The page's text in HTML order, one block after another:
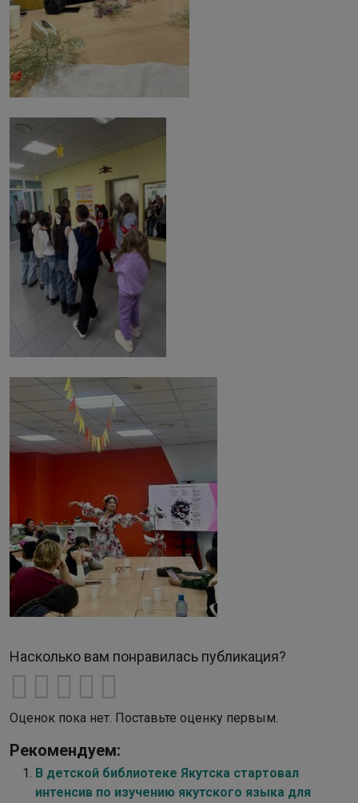
Насколько вам понравилась публикация?
Оценок пока нет. Поставьте оценку первым.
Рекомендуем:
В детской библиотеке Якутска стартовал
интенсив по изучению якутского языка для